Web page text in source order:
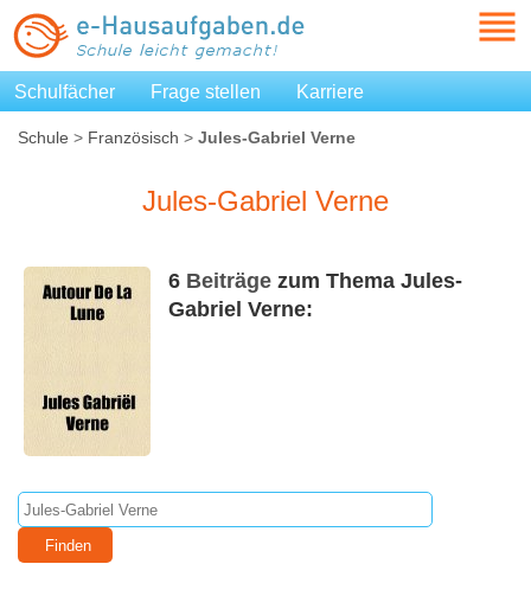
Schulfächer Frage stellen Karriere
Schule > Französisch > Jules-Gabriel Verne
Jules-Gabriel Verne
6 Beiträge zum Thema Jules-
Gabriel Verne: